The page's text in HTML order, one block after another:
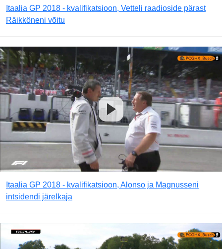
Itaalia GP 2018 - kvalifikatsioon, Vetteli raadioside pärast
Räikköneni võitu
Itaalia GP 2018 - kvalifikatsioon, Alonso ja Magnusseni
intsidendi järelkaja